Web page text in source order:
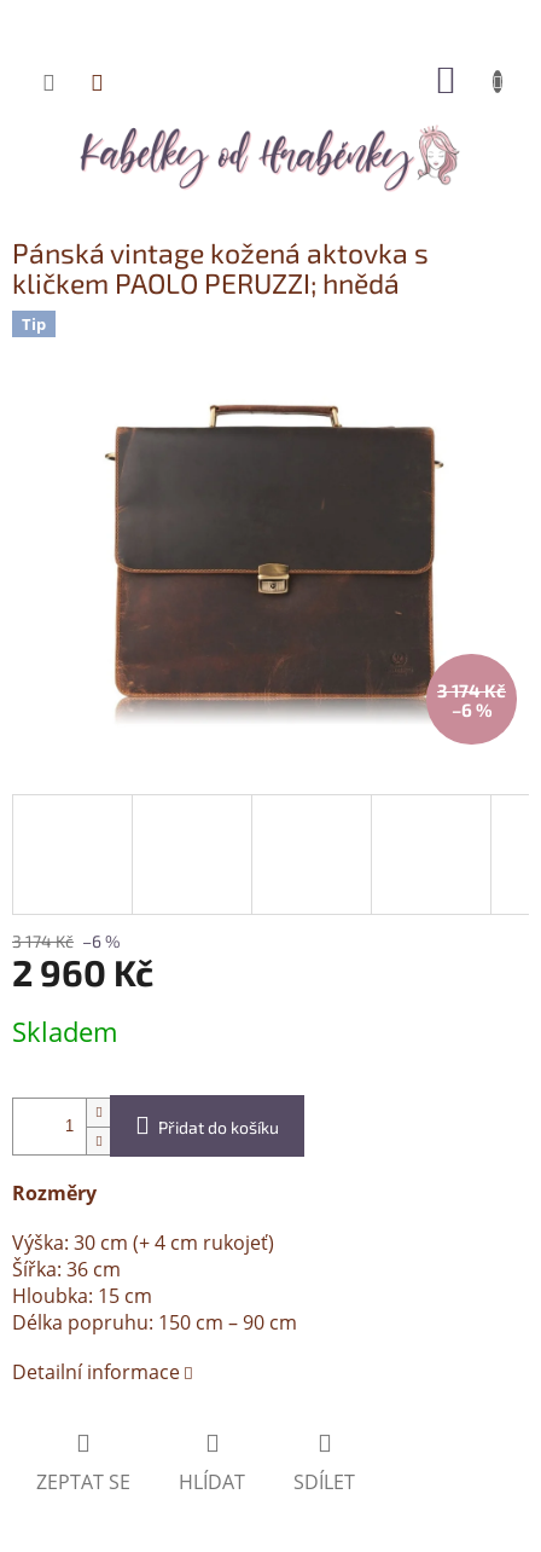
Přejít
Pánská vintage kožená aktovka s
kličkem PAOLO PERUZZI; hnědá
Tip
3 174 Kč
–6 %
3 174 Kč –6 %
2 960 Kč
cena:
Skladem
Přidat do košíku
Rozměry
Výška: 30 cm (+ 4 cm rukojeť)
Šířka: 36 cm
Hloubka: 15 cm
Délka popruhu: 150 cm – 90 cm
Detailní informace
ZEPTAT SE HLÍDAT SDÍLET